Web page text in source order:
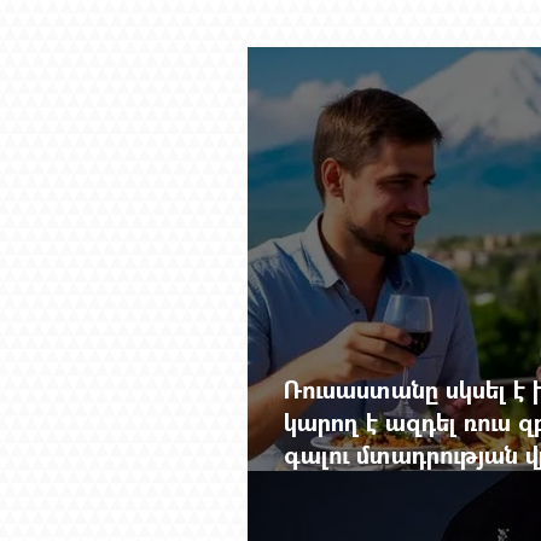
Ռուսաստանը սկսել է
կարող է ազդել ռուս
գալու մտադրության
խորանալ հայ-